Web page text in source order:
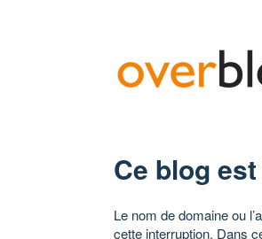
Ce blog
Le nom de domaine ou
cette interruption. Dans